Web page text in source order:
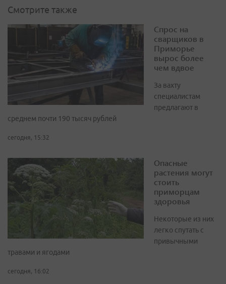
Смотрите также
Спрос на
сварщиков в
Приморье
вырос более
чем вдвое
За вахту
специалистам
предлагают в
среднем почти 190 тысяч рублей
сегодня, 15:32
Опасные
растения могут
стоить
приморцам
здоровья
Некоторые из них
легко спутать с
привычными
травами и ягодами
сегодня, 16:02